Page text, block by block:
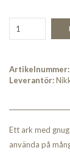
Artikelnummer:
Leverantör:
Ett ark med
använda på